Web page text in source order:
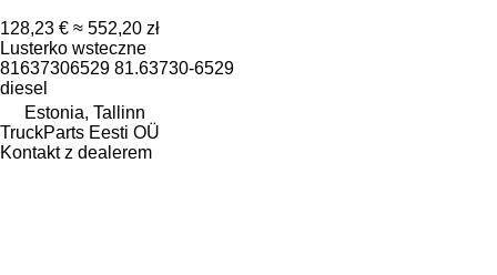
128,23 € ≈ 552,20 zł
Lusterko wsteczne
81637306529 81.63730-6529
diesel
Estonia, Tallinn
TruckParts Eesti OÜ
Kontakt z dealerem